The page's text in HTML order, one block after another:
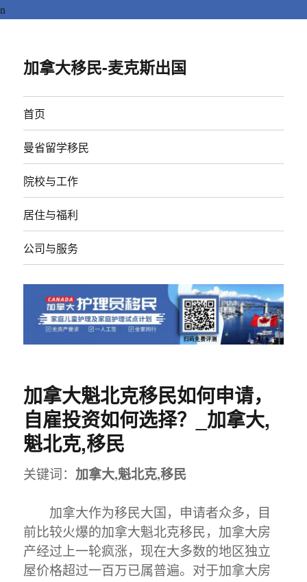
n
加拿大移民-麦克斯出国
首页
曼省留学移民
院校与工作
居住与福利
公司与服务
加拿大魁北克移民如何申请，
自雇投资如何选择？_加拿大,
魁北克,移民
关键词： 加拿大,魁北克,移民
加拿大作为移民大国，申请者众多，目
前比较火爆的加拿大魁北克移民，加拿大房
产经过上一轮疯涨，现在大多数的地区独立
屋价格超过一百万已属普遍。对于加拿大房